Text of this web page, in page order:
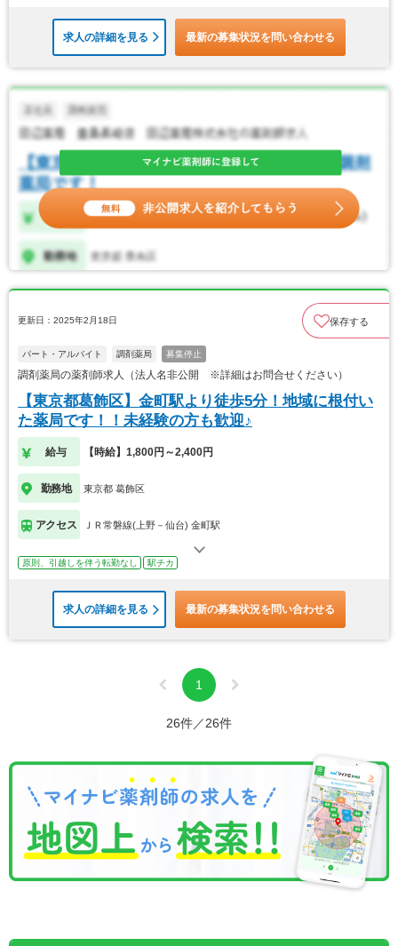
求人の詳細を見る 最新の募集状況を問い合わせる
更新日：2025年2月18日 保存する
パート・アルバイト 調剤薬局 募集停止
調剤薬局の薬剤師求人（法人名非公開 ※詳細はお問合せください）
【東京都葛飾区】金町駅より徒歩5分！地域に根付い
た薬局です！！未経験の方も歓迎♪
給与 【時給】1,800円～2,400円
勤務地 東京都 葛飾区
アクセス ＪＲ常磐線(上野－仙台) 金町駅
原則、引越しを伴う転勤なし 駅チカ
求人の詳細を見る 最新の募集状況を問い合わせる
1
26件／26件